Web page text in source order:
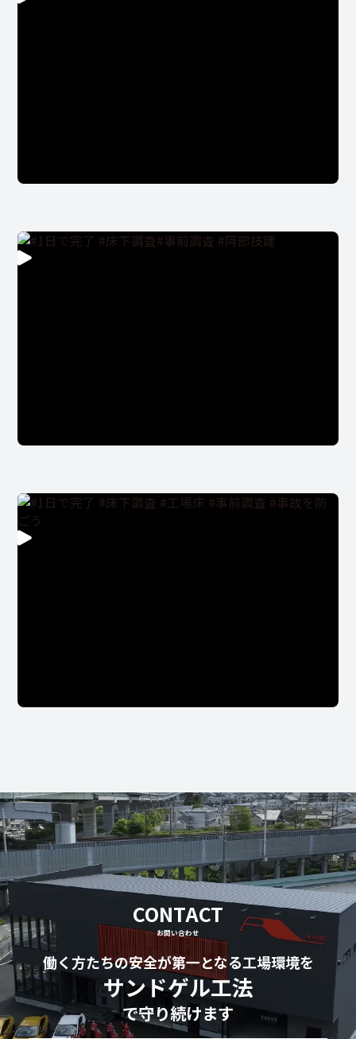
CONTACT
お問い合わせ
働く方たちの安全が第一となる工場環境を
サンドゲル工法
で守り続けます